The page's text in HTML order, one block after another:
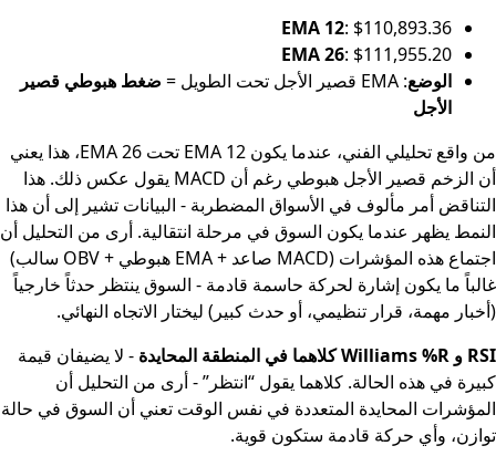
EMA 12: $110,893.36
EMA 26: $111,955.20
الوضع: EMA قصير الأجل تحت الطويل =
ضغط هبوطي قصير
الأجل
من واقع تحليلي الفني، عندما يكون EMA 12 تحت EMA 26، هذا يعني
أن الزخم قصير الأجل هبوطي رغم أن MACD يقول عكس ذلك. هذا
التناقض أمر مألوف في الأسواق المضطربة - البيانات تشير إلى أن هذا
النمط يظهر عندما يكون السوق في مرحلة انتقالية. أرى من التحليل أن
اجتماع هذه المؤشرات (MACD صاعد + EMA هبوطي + OBV سالب)
غالباً ما يكون إشارة لحركة حاسمة قادمة - السوق ينتظر حدثاً خارجياً
(أخبار مهمة، قرار تنظيمي، أو حدث كبير) ليختار الاتجاه النهائي.
RSI و Williams %R كلاهما في المنطقة المحايدة
- لا يضيفان قيمة
كبيرة في هذه الحالة. كلاهما يقول “انتظر” - أرى من التحليل أن
المؤشرات المحايدة المتعددة في نفس الوقت تعني أن السوق في حالة
توازن، وأي حركة قادمة ستكون قوية.